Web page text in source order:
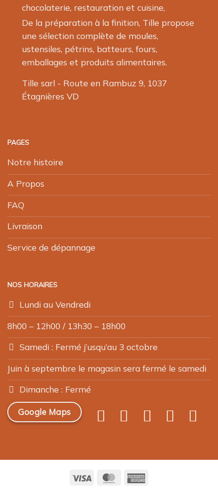
chocolaterie, restauration et cuisine,
De la préparation à la finition, Tille propose
une sélection complète de moules,
ustensiles, pétrins, batteurs, fours,
emballages et produits alimentaires.
Tille sarl - Route en Rambuz 9, 1037
Étagnières VD
PAGES
Notre histoire
A Propos
FAQ
Livraison
Service de dépannage
NOS HORAIRES
Lundi au Vendredi
8h00 – 12h00 / 13h30 – 18h00
Samedi : Fermé j’usqu’au 3 octobre
Juin à septembre le magasin sera fermé le samedi
Dimanche : Fermé
Google Maps
Visa MasterCard